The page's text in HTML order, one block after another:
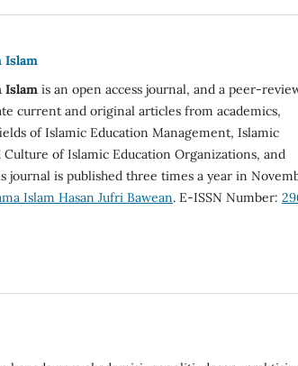
Islam
Islam is an open access journal, and a peer-
current and original articles from academics,
of Islamic Education Management, Islamic
of Islamic Education Organizations, and
journal is published three times a year in
Islam Hasan Jufri Bawean. E-ISSN Number: